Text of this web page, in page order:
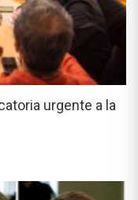
urgente a la